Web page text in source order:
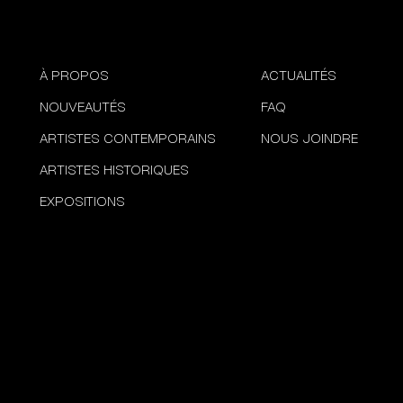
À PROPOS
NOUVEAUTÉS
ARTISTES CONTEMPORAINS
ARTISTES HISTORIQUES
EXPOSITIONS
ACTUALITÉS
FAQ
NOUS JOINDRE